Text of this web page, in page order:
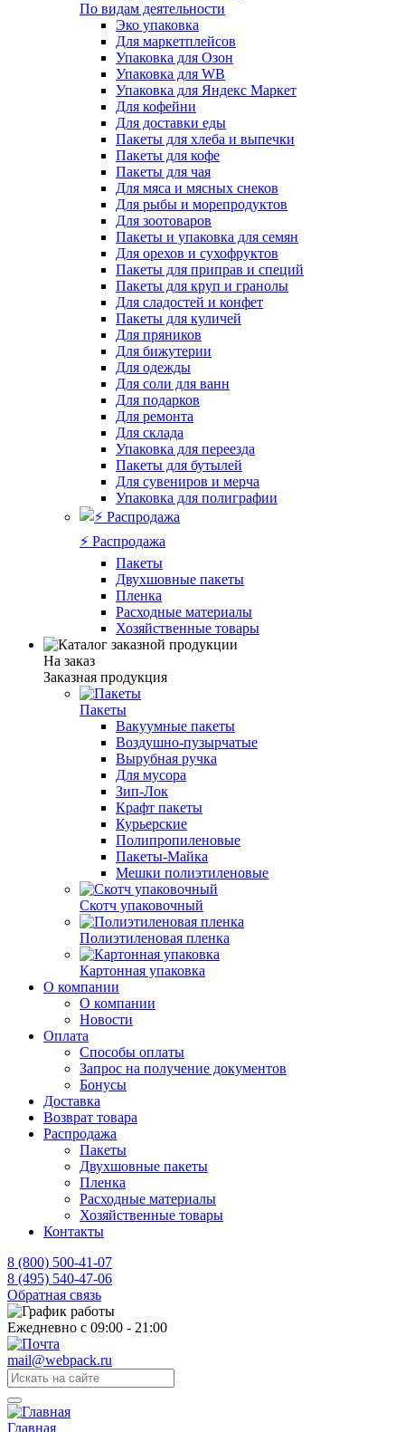
По видам деятельности
Эко упаковка
Для маркетплейсов
Упаковка для Озон
Упаковка для WB
Упаковка для Яндекс Маркет
Для кофейни
Для доставки еды
Пакеты для хлеба и выпечки
Пакеты для кофе
Пакеты для чая
Для мяса и мясных снеков
Для рыбы и морепродуктов
Для зоотоваров
Пакеты и упаковка для семян
Для орехов и сухофруктов
Пакеты для приправ и специй
Пакеты для круп и гранолы
Для сладостей и конфет
Пакеты для куличей
Для пряников
Для бижутерии
Для одежды
Для соли для ванн
Для подарков
Для ремонта
Для склада
Упаковка для переезда
Пакеты для бутылей
Для сувениров и мерча
Упаковка для полиграфии
⚡️ Распродажа
Пакеты
Двухшовные пакеты
Пленка
Расходные материалы
Хозяйственные товары
На заказ
Заказная продукция
Пакеты
Вакуумные пакеты
Воздушно-пузырчатые
Вырубная ручка
Для мусора
Зип-Лок
Крафт пакеты
Курьерские
Полипропиленовые
Пакеты-Майка
Мешки полиэтиленовые
Скотч упаковочный
Полиэтиленовая пленка
Картонная упаковка
О компании
О компании
Новости
Оплата
Способы оплаты
Запрос на получение документов
Бонусы
Доставка
Возврат товара
Распродажа
Пакеты
Двухшовные пакеты
Пленка
Расходные материалы
Хозяйственные товары
Контакты
8 (800) 500-41-07
8 (495) 540-47-06
Обратная связь
Ежедневно с 09:00 - 21:00
mail@webpack.ru
Главная